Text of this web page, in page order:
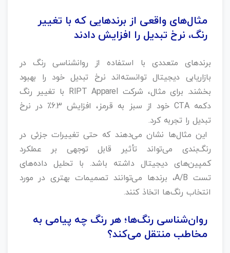
مثال‌های واقعی از برندهایی که با تغییر
رنگ، نرخ تبدیل را افزایش دادند
برندهای متعددی با استفاده از روانشناسی رنگ در
بازاریابی دیجیتال توانسته‌اند نرخ تبدیل خود را بهبود
بخشند. برای مثال، شرکت RIPT Apparel با تغییر رنگ
دکمه CTA خود از سبز به قرمز، افزایش 6.3٪ در نرخ
تبدیل را تجربه کرد.
این مثال‌ها نشان می‌دهند که حتی تغییرات جزئی در
رنگ‌بندی می‌تواند تأثیر قابل توجهی بر عملکرد
کمپین‌های دیجیتال داشته باشد. با تحلیل داده‌های
تست A/B، برندها می‌توانند تصمیمات بهتری در مورد
انتخاب رنگ‌ها اتخاذ کنند.
روان‌شناسی رنگ‌ها؛ هر رنگ چه پیامی به
مخاطب منتقل می‌کند؟